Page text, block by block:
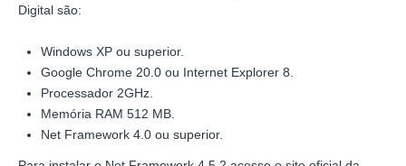
Digital são:
Windows XP ou superior.
Google Chrome 20.0 ou Internet Explorer 8.
Processador 2GHz.
Memória RAM 512 MB.
Net Framework 4.0 ou superior.